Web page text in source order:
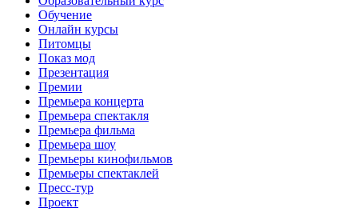
Обучение
Онлайн курсы
Питомцы
Показ мод
Презентация
Премии
Премьера концерта
Премьера спектакля
Премьера фильма
Премьера шоу
Премьеры кинофильмов
Премьеры спектаклей
Пресс-тур
Проект